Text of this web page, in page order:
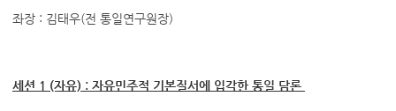
좌장 : 김태우(전 통일연구원장)
세션 1 (자유) : 자유민주적 기본질서에 입각한 통일 담론